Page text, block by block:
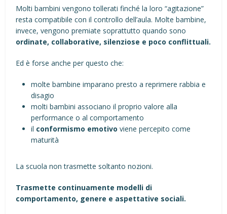
Molti bambini vengono tollerati finché la loro “agitazione”
resta compatibile con il controllo dell’aula. Molte bambine,
invece, vengono premiate soprattutto quando sono
ordinate, collaborative, silenziose e poco conflittuali.
Ed è forse anche per questo che:
molte bambine imparano presto a reprimere rabbia e
disagio
molti bambini associano il proprio valore alla
performance o al comportamento
il conformismo emotivo viene percepito come
maturità
La scuola non trasmette soltanto nozioni.
Trasmette continuamente modelli di
comportamento, genere e aspettative sociali.